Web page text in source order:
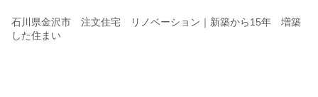
石川県金沢市 注文住宅 リノベーション｜新築から15年 増築
した住まい